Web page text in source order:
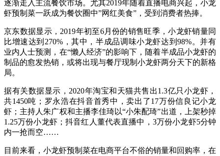
逐渐走入主流餐饮市场。尤其2019年随着直播电商兴起，小龙
虾预制菜一跃成为餐饮圈中”网红美食”，受到消费者热捧。
京东数据显示，2019年初至6月份的销售旺季，小龙虾销量同
比增速达到270%，其中，半成品调味小龙虾达到98%。并有
业内人士预测，在“懒人经济”的影响下，随着半成品小龙虾的
制品的愈发热销，或将出现与餐厅现制小龙虾两分天下的新格
局。
据有关数据显示，2020年淘宝和天猫共售出1.3亿只小龙虾，
共1450吨；罗永浩在抖音首秀中，卖出了17万份信良记小龙
虾；主持人朱广权和主播李佳琦以“小朱配琦”出道，上架秒掉
1.25万份小龙虾；抖音红人董代表直播中，3万份小龙虾5分钟
内一抢而空……
目前来看，小龙虾预制菜在电商平台不俗的销量和回购率，在